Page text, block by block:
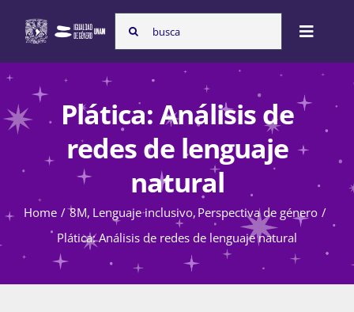
content
Search
for:
Toggle
Nosotras
Programas
Atención de la violencia de género
Plática: Análisis de
redes de lenguaje
natural
Home 8M Lenguaje inclusivo Perspectiva de género
Plática: Análisis de redes de lenguaje natural